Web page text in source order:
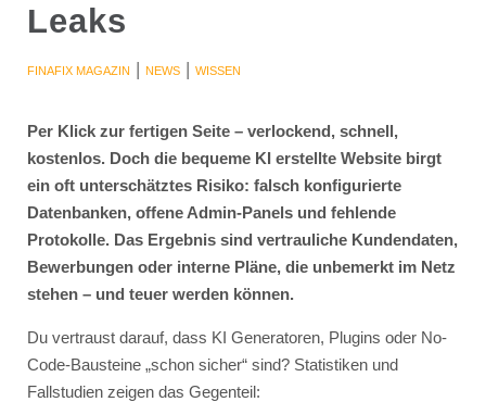
Leaks
FINAFIX MAGAZIN | NEWS| WISSEN
Per Klick zur fertigen Seite – verlockend, schnell,
kostenlos. Doch die bequeme KI erstellte Website birgt
ein oft unterschätztes Risiko: falsch konfigurierte
Datenbanken, offene Admin-Panels und fehlende
Protokolle. Das Ergebnis sind vertrauliche Kundendaten,
Bewerbungen oder interne Pläne, die unbemerkt im Netz
stehen – und teuer werden können.
Du vertraust darauf, dass KI Generatoren, Plugins oder No-
Code-Bausteine „schon sicher“ sind? Statistiken und
Fallstudien zeigen das Gegenteil: